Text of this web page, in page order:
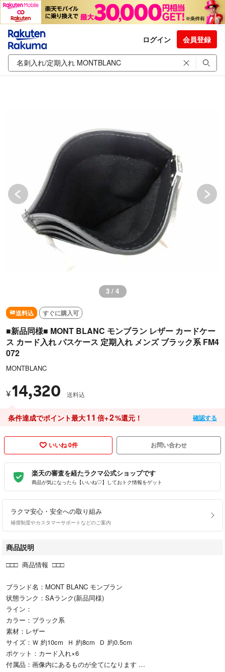
ログイン 会員登録
3 / 4
送料込 すぐに購入可
■新品同様■ MONT BLANC モンブラン レザー カードケー
ス カード入れ パスケース 定期入れ メンズ ブラック系 FM4
072
MONTBLANC
¥14,320 送料込
条件達成でポイント最大11 倍+2%還元！ 確認する
いいね 0件 お問い合わせ
楽天の審査を経たラクマ公式ショップです
商品が気になったら【いいね♡】しておトク情報をゲット
ラクマ安心・安全への取り組み
補償制度やカスタマーサポートなどのご案内
商品説明
□□□ 商品情報 □□□
ブランド名：MONT BLANC モンブラン
状態ランク：SAランク(新品同様)
ライン：
カラー：ブラック系
素材：レザー
サイズ：Ｗ 約10cm Ｈ 約8cm Ｄ 約0.5cm
ポケット：カード入れ×6
付属品：画像内にあるものが全てになります